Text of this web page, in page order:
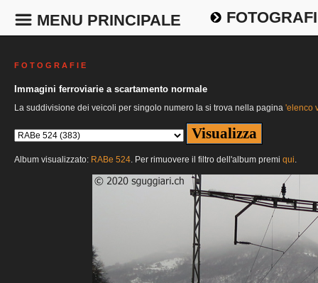
MENU PRINCIPALE
F O T O G R A F I E
Immagini ferroviarie a scartamento normale
La suddivisione dei veicoli per singolo numero la si trova nella pagina 'elenco
Album visualizzato: RABe 524. Per rimuovere il filtro dell'album premi qui.